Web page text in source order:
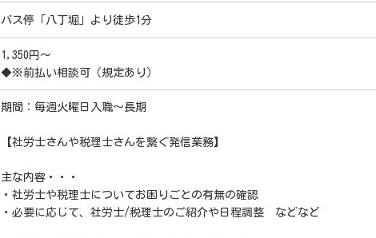
バス停「八丁堀」より徒歩1分
1,350円～
◆※前払い相談可（規定あり）
期間：毎週火曜日入職～長期
【社労士さんや税理士さんを繋ぐ発信業務】
主な内容・・・
・社労士や税理士についてお困りごとの有無の確認
・必要に応じて、社労士/税理士のご紹介や日程調整 などなど